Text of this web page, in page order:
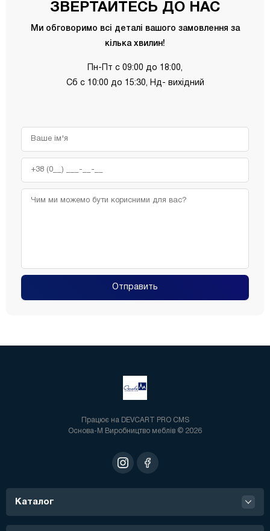
ЗВЕРТАЙТЕСЬ ДО НАС
Ми обговоримо всі деталі вашого замовлення за
кілька хвилин!
Пн-Пт с 09:00 до 18:00,
Сб с 10:00 до 15:30, Нд- вихідний
Отправить
Працює на
DEVCART PRO CMS
Основа-М Виробництво меблів © 2026
Каталог